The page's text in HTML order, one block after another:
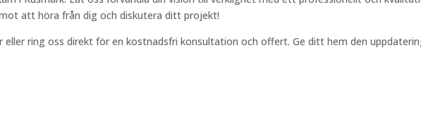
att höra från dig och diskutera ditt projekt!
eller ring oss direkt för en kostnadsfri konsultation och offert. Ge ditt hem den